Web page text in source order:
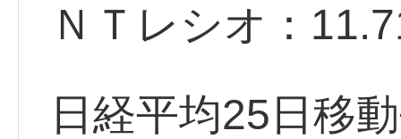
ＮＴレシオ：
日経平均25日移